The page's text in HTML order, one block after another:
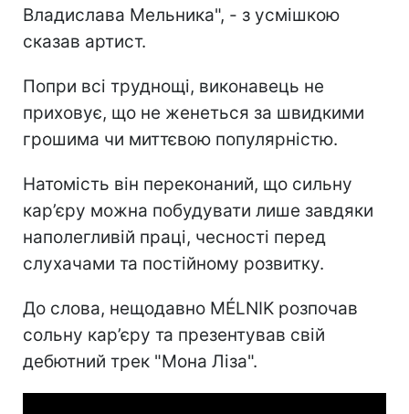
Владислава Мельника", - з усмішкою
сказав артист.
Попри всі труднощі, виконавець не
приховує, що не женеться за швидкими
грошима чи миттєвою популярністю.
Натомість він переконаний, що сильну
кар’єру можна побудувати лише завдяки
наполегливій праці, чесності перед
слухачами та постійному розвитку.
До слова, нещодавно MÉLNIK розпочав
сольну кар’єру та презентував свій
дебютний трек "Мона Ліза".